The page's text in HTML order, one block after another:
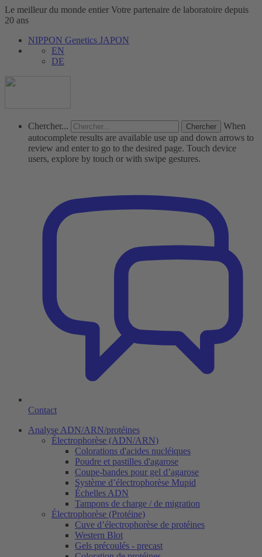
Le meilleur du monde entier Votre partenaire de laboratoire depuis
20 ans
NIPPON Genetics JAPON
EN
DE
Chercher...
When
autocomplete results are available use up and down arrows to
review and enter to go to the desired page. Touch device
users, explore by touch or with swipe gestures.
Contact
Analyse ADN/ARN/protéines
Électrophorèse (ADN/ARN)
Colorations d'acides nucléiques
Poudre et pastilles d'agarose
Coupe-bandes pour gel d’agarose
Système d’électrophorèse Mupid
Échelles ADN
Tampons de charge / de migration
Électrophorèse (Protéine)
Cuve d’électrophorèse de protéines
Western Blot
Gels précoulés - precast